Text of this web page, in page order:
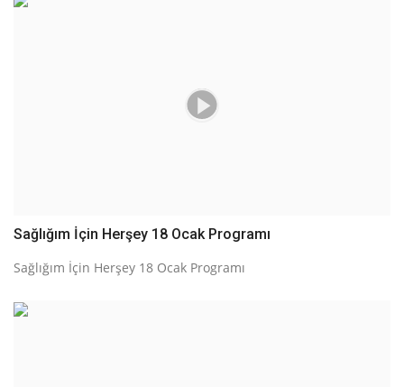
Sağlığım İçin Herşey 18 Ocak Programı
Sağlığım İçin Herşey 18 Ocak Programı